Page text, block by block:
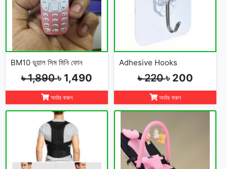
BM10 ডুয়াল সিম মিনি ফোন
৳ 1,890৳ 1,490
অর্ডার করুন
Adhesive Hooks
৳ 220৳ 200
অর্ডার করুন